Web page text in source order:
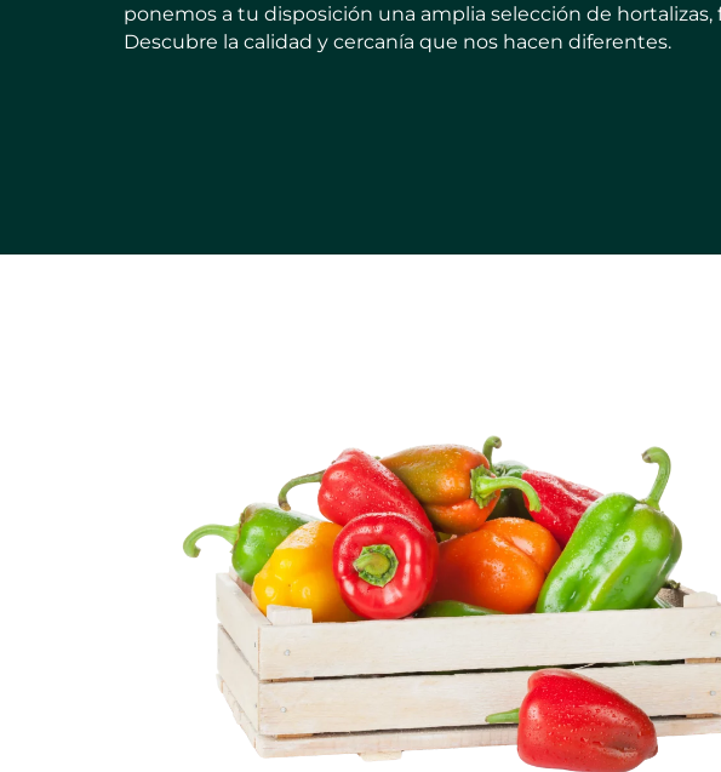
ponemos a tu disposición una amplia selección de
Descubre la calidad y cercanía que nos hacen diferentes.